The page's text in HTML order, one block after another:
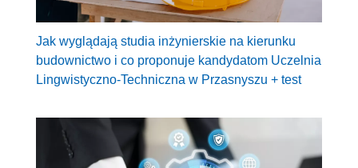
Jak wyglądają studia inżynierskie na kierunku
budownictwo i co proponuje kandydatom Uczelnia
Lingwistyczno-Techniczna w Przasnyszu + test